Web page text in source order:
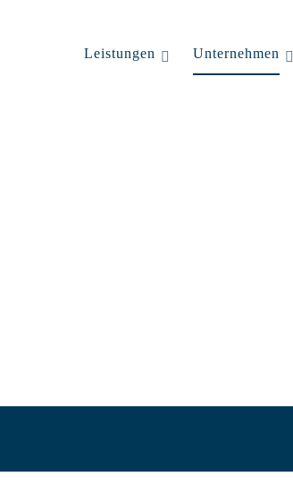
Leistungen Unternehmen